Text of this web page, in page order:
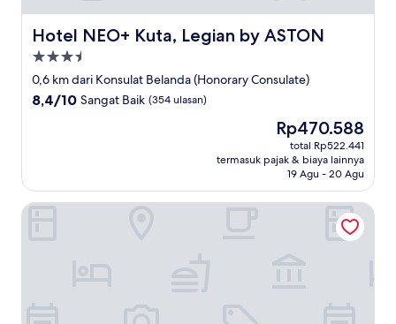
Hotel NEO+ Kuta, Legian by ASTON
Hotel NEO+ Kuta, Legian by ASTON
Properti
bintang
3.5
0,6 km dari Konsulat Belanda (Honorary Consulate)
8.4
ulasan)
8,4/10 Sangat Baik (354 ulasan)
Harga
sekarang
Rp470.588
Rp470.588
total Rp522.441
termasuk pajak & biaya lainnya
19 Agu - 20 Agu
Kuta Central Park Hotel